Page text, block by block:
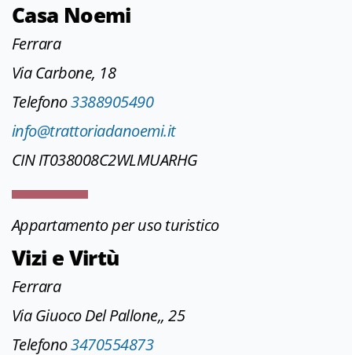
Casa Noemi
Ferrara
Via Carbone, 18
Telefono3388905490
info@trattoriadanoemi.it
CIN IT038008C2WLMUARHG
Appartamento per uso turistico
Vizi e Virtù
Ferrara
Via Giuoco Del Pallone,, 25
Telefono3470554873